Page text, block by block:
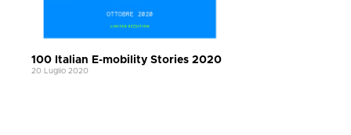
100 Italian E-mobility Stories 2020
20 Luglio 2020